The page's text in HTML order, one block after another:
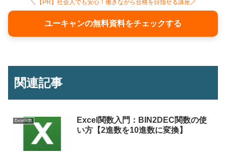
＼【PR】社会人でも安心！働きながら合格を目指せる講座／
ユーキャンの無料資料をチェックする
関連記事
Excel関数
Excel関数入門：BIN2DEC関数の使
い方【2進数を10進数に変換】